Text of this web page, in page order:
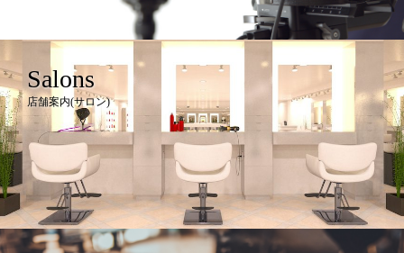
Salons
店舗案内(サロン)